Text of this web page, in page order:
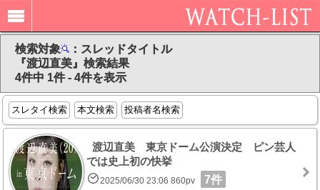
検索対象
：スレッドタイトル
『渡辺直美』検索結果
4件中 1件 - 4件を表示
スレタイ検索 本文検索 投稿者名検索
渡辺直美 東京ドーム公演決定 ピン芸人
では史上初の快挙
2025/06/30 23:06 860pv 7件